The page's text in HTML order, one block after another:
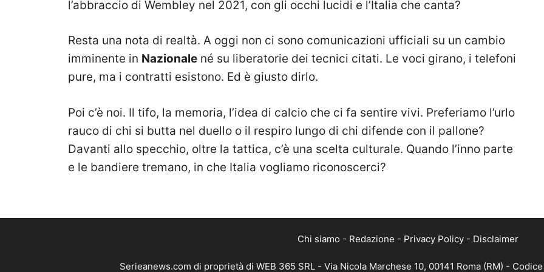
l’abbraccio di Wembley nel 2021, con gli occhi lucidi e l’Italia che canta?
Resta una nota di realtà. A oggi non ci sono comunicazioni ufficiali su un cambio
imminente in Nazionale né su liberatorie dei tecnici citati. Le voci girano, i telefoni
pure, ma i contratti esistono. Ed è giusto dirlo.
Poi c’è noi. Il tifo, la memoria, l’idea di calcio che ci fa sentire vivi. Preferiamo l’urlo
rauco di chi si butta nel duello o il respiro lungo di chi difende con il pallone?
Davanti allo specchio, oltre la tattica, c’è una scelta culturale. Quando l’inno parte
e le bandiere tremano, in che Italia vogliamo riconoscerci?
Chi siamo - Redazione - Privacy Policy - Disclaimer
Serieanews.com di proprietà di WEB 365 SRL - Via Nicola Marchese 10, 00141 Roma (RM) -